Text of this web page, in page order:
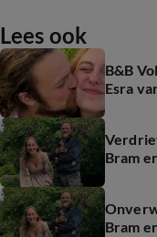
Lees ook
B&B
Esra
Bram
Bram